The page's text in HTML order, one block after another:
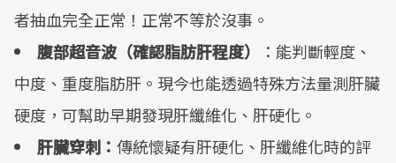
者抽血完全正常！正常不等於沒事。
腹部超音波（確認脂肪肝程度）
：能判斷輕度、
中度、重度脂肪肝。現今也能透過特殊方法量測肝臟
硬度，可幫助早期發現肝纖維化、肝硬化。
肝臟穿刺： 傳統懷疑有肝硬化、肝纖維化時的評